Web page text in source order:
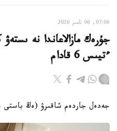
07:06, 06 تامىز 2026
جۇرەك مازالاعاندا نە
ءتيىس 6 قادام
جەدەل جاردەم شاقىرۋ (ەڭ باستى